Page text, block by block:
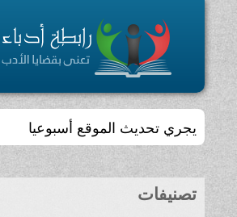
يجري تحديث الموقع أسبوعيا
تصنيفات